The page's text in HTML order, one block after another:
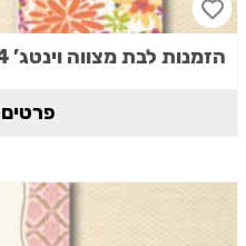
הזמנות לבת מצווה וינטג’ 14